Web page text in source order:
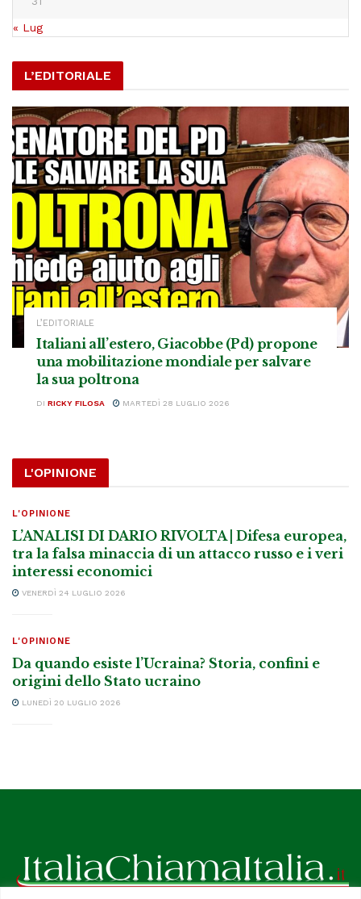
« Lug
L’EDITORIALE
L’EDITORIALE
Italiani all’estero, Giacobbe (Pd) propone
una mobilitazione mondiale per salvare
la sua poltrona
DI RICKY FILOSA MARTEDÌ 28 LUGLIO 2026
L'OPINIONE
L'OPINIONE
L’ANALISI DI DARIO RIVOLTA | Difesa europea,
tra la falsa minaccia di un attacco russo e i veri
interessi economici
VENERDÌ 24 LUGLIO 2026
L'OPINIONE
Da quando esiste l’Ucraina? Storia, confini e
origini dello Stato ucraino
LUNEDÌ 20 LUGLIO 2026